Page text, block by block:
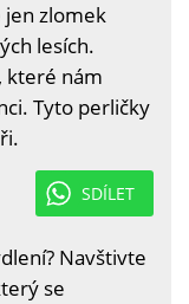
zlomek
lesích.
které nám
Tyto perličky
SDÍLET
Navštivte
se